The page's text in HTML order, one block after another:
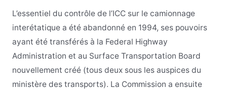
L’essentiel du contrôle de l’ICC sur le camionnage
interétatique a été abandonné en 1994, ses pouvoirs
ayant été transférés à la Federal Highway
Administration et au Surface Transportation Board
nouvellement créé (tous deux sous les auspices du
ministère des transports). La Commission a ensuite